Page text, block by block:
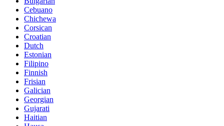
Cebuano
Chichewa
Corsican
Croatian
Dutch
Estonian
Filipino
Finnish
Frisian
Galician
Georgian
Gujarati
Haitian